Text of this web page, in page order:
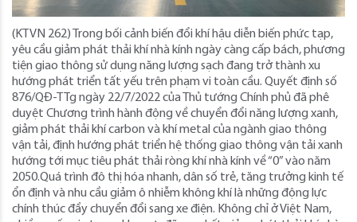
(KTVN 262) Trong bối cảnh biến đổi khí hậu diễn biến phức tạp,
yêu cầu giảm phát thải khí nhà kính ngày càng cấp bách, phương
tiện giao thông sử dụng năng lượng sạch đang trở thành xu
hướng phát triển tất yếu trên phạm vi toàn cầu. Quyết định số
876/QĐ-TTg ngày 22/7/2022 của Thủ tướng Chính phủ đã phê
duyệt Chương trình hành động về chuyển đổi năng lượng xanh,
giảm phát thải khí carbon và khí metal của ngành giao thông
vận tải, định hướng phát triển hệ thống giao thông vận tải xanh
hướng tới mục tiêu phát thải ròng khí nhà kính về “0” vào năm
2050.Quá trình đô thị hóa nhanh, dân số trẻ, tăng trưởng kinh tế
ổn định và nhu cầu giảm ô nhiễm không khí là những động lực
chính thúc đẩy chuyển đổi sang xe điện. Không chỉ ở Việt Nam,